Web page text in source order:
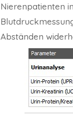
Nierenpatienten
Abständen